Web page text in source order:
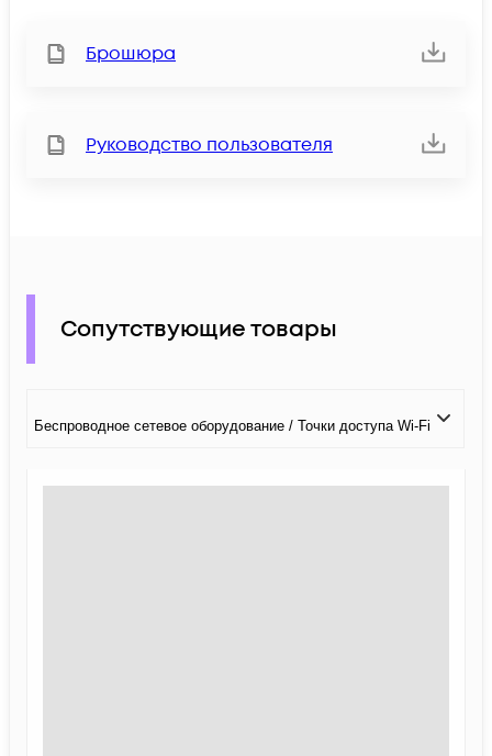
Брошюра
Руководство пользователя
Сопутствующие товары
Беспроводное сетевое оборудование / Точки доступа Wi-Fi